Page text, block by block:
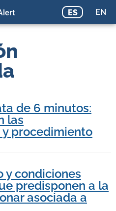
ES EN
de 6 minutos:
las
procedimiento
y condiciones
predisponen a la
asociada a